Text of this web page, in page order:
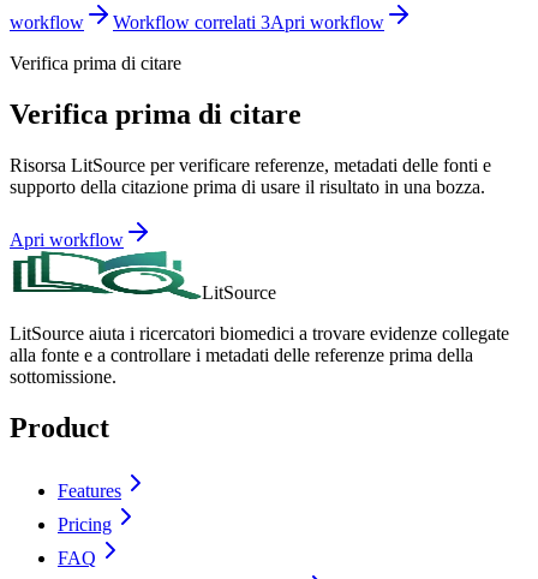
workflow
Workflow correlati 3Apri workflow
Verifica prima di citare
Verifica prima di citare
Risorsa LitSource per verificare referenze, metadati delle fonti e
supporto della citazione prima di usare il risultato in una bozza.
Apri workflow
LitSource
LitSource aiuta i ricercatori biomedici a trovare evidenze collegate
alla fonte e a controllare i metadati delle referenze prima della
sottomissione.
Product
Features
Pricing
FAQ